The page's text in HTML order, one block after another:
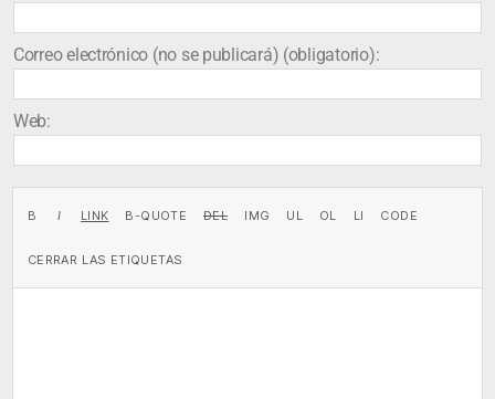
Correo electrónico (no se publicará) (obligatorio):
Web: